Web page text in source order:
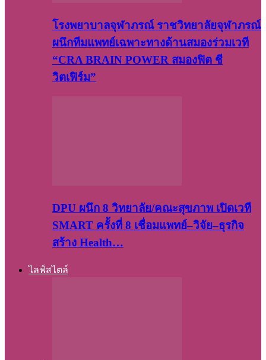
โรงพยาบาลจุฬาภรณ์ ราชวิทยาลัยจุฬาภรณ์
ผนึกทีมแพทย์เฉพาะทางด้านสมองร่วมเวที
“CRA BRAIN POWER สมองฟิต ชี
วิตเฟิร์ม”
DPU ผนึก 8 วิทยาลัย/คณะสุขภาพ เปิดเวที
SMART ครั้งที่ 8 เชื่อมแพทย์–วิจัย–ธุรกิจ
สร้าง Health…
ไลฟ์สไตล์